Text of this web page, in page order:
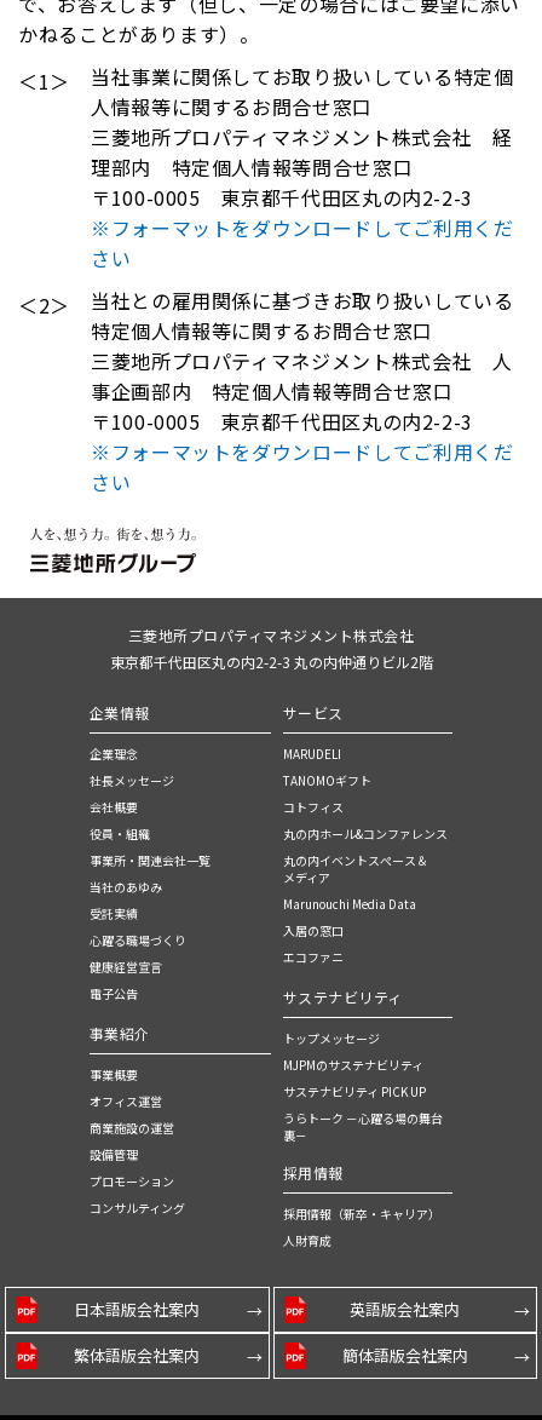
かねることがあります）。
＜1＞
当社事業に関係してお取り扱いしている特定個
人情報等に関するお問合せ窓口
三菱地所プロパティマネジメント株式会社 経
理部内 特定個人情報等問合せ窓口
〒100-0005 東京都千代田区丸の内2-2-3
※フォーマットをダウンロードしてご利用くだ
さい
＜2＞
当社との雇用関係に基づきお取り扱いしている
特定個人情報等に関するお問合せ窓口
三菱地所プロパティマネジメント株式会社 人
事企画部内 特定個人情報等問合せ窓口
〒100-0005 東京都千代田区丸の内2-2-3
※フォーマットをダウンロードしてご利用くだ
さい
三菱地所プロパティマネジメント株式会社
東京都千代田区丸の内2-2-3 丸の内仲通りビル2階
企業情報
企業理念
社長メッセージ
会社概要
役員・組織
事業所・関連会社一覧
当社のあゆみ
受託実績
心躍る職場づくり
健康経営宣言
電子公告
事業紹介
事業概要
オフィス運営
商業施設の運営
設備管理
プロモーション
コンサルティング
サービス
MARUDELI
TANOMOギフト
コトフィス
丸の内ホール&コンファレンス
丸の内イベントスぺース＆
メディア
Marunouchi Media Data
入居の窓口
エコファニ
サステナビリティ
トップメッセージ
MJPMのサステナビリティ
サステナビリティ PICK UP
うらトーク －心躍る場の舞台
裏－
採用情報
採用情報（新卒・キャリア）
人財育成
日本語版会社案内
英語版会社案内
繁体語版会社案内
簡体語版会社案内